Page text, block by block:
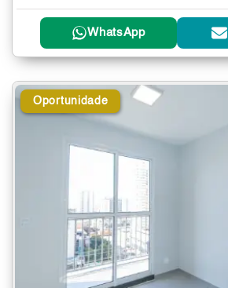
WhatsApp
Oportunidade